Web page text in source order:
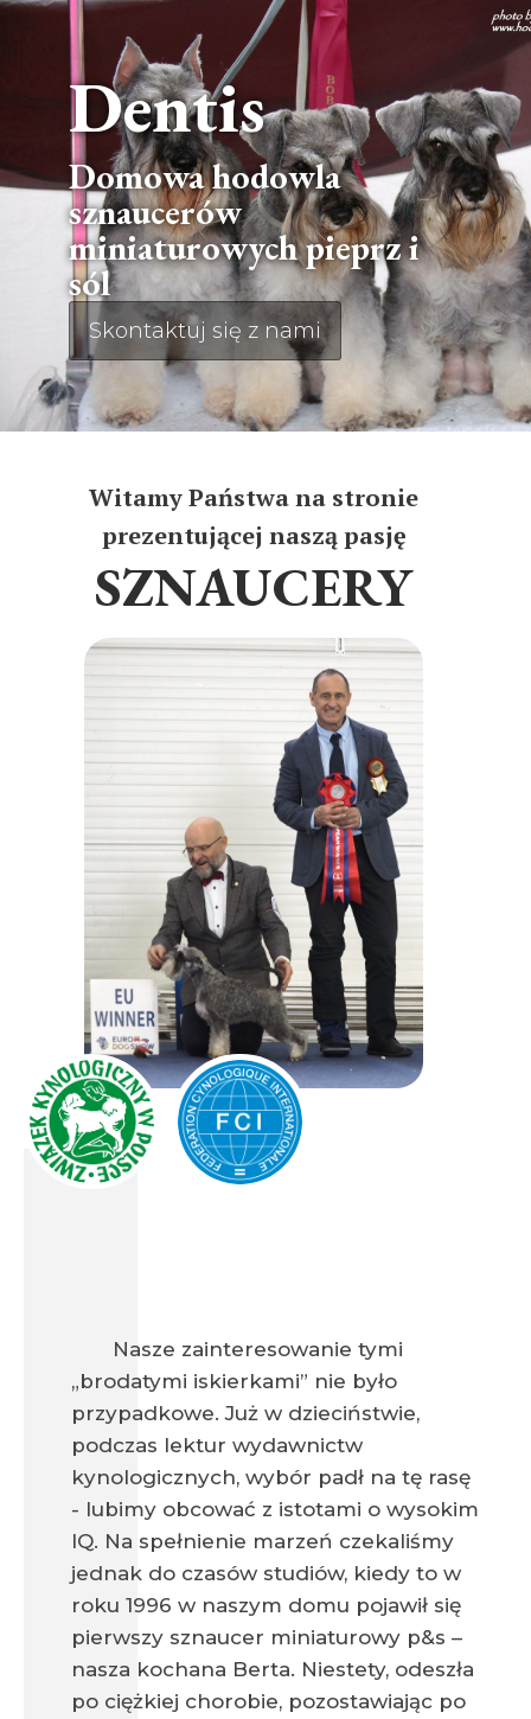
Dentis
Domowa hodowla
sznaucerów
miniaturowych pieprz i
sól
Skontaktuj się z nami
Witamy Państwa na stronie
prezentującej naszą pasję
SZNAUCERY
Nasze zainteresowanie tymi
„brodatymi iskierkami” nie było
przypadkowe. Już w dzieciństwie,
podczas lektur wydawnictw
kynologicznych, wybór padł na tę rasę
- lubimy obcować z istotami o wysokim
IQ. Na spełnienie marzeń czekaliśmy
jednak do czasów studiów, kiedy to w
roku 1996 w naszym domu pojawił się
pierwszy sznaucer miniaturowy p&s –
nasza kochana Berta. Niestety, odeszła
po ciężkiej chorobie, pozostawiając po